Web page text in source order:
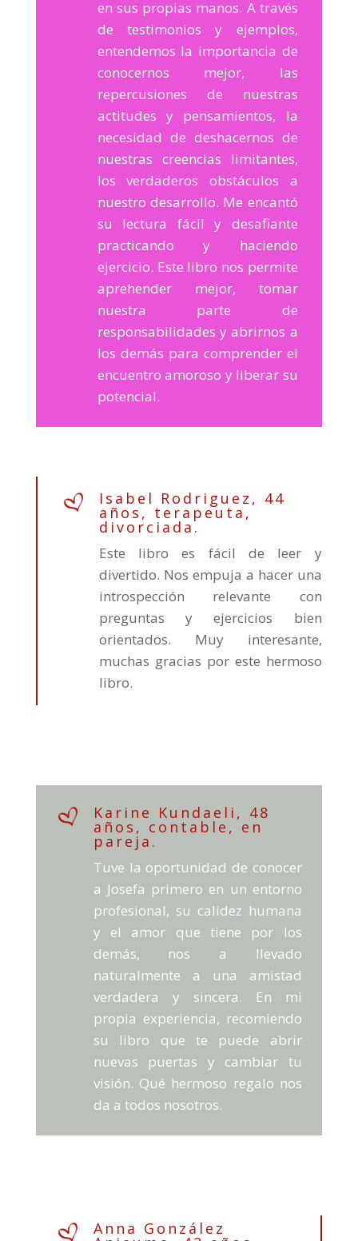
en sus propias manos. A través
de testimonios y ejemplos,
entendemos la importancia de
conocernos mejor, las
repercusiones de nuestras
actitudes y pensamientos, la
necesidad de deshacernos de
nuestras creencias limitantes,
los verdaderos obstáculos a
nuestro desarrollo. Me encantó
su lectura fácil y desafiante
practicando y haciendo
ejercicio. Este libro nos permite
aprehender mejor, tomar
nuestra parte de
responsabilidades y abrirnos a
los demás para comprender el
encuentro amoroso y liberar su
potencial.
Isabel Rodriguez, 44
años, terapeuta,
divorciada.
Este libro es fácil de leer y
divertido. Nos empuja a hacer una
introspección relevante con
preguntas y ejercicios bien
orientados. Muy interesante,
muchas gracias por este hermoso
libro.
Karine Kundaeli, 48
años, contable, en
pareja.
Tuve la oportunidad de conocer
a Josefa primero en un entorno
profesional, su calidez humana
y el amor que tiene por los
demás, nos a llevado
naturalmente a una amistad
verdadera y sincera. En mi
propia experiencia, recomiendo
su libro que te puede abrir
nuevas puertas y cambiar tu
visión. Qué hermoso regalo nos
da a todos nosotros.
Anna González